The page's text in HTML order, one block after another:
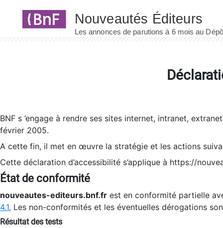
BNF s ’engage à rendre ses sites internet, intranet,
février 2005.
A cette fin, il met en œuvre la stratégie et les actions
Cette déclaration d’accessibilité s’applique à https://
État de conformité
nouveautes-editeurs.bnf.fr est en conformité partielle
4.1. Les non-conformités et les éventuelles dérogations
Résultat des tests